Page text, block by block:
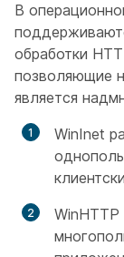
В
обработки
позволяющие
является
WinInet
WinHTTP